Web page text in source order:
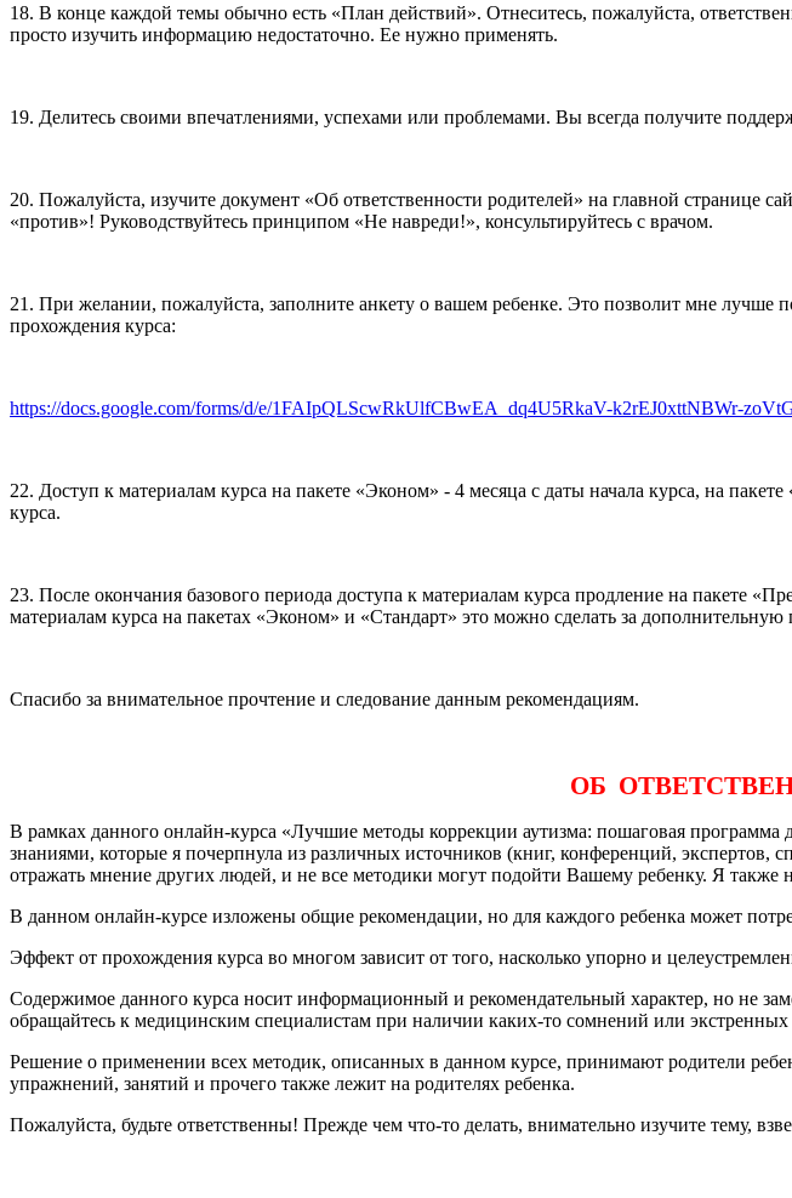
18. В конце каждой темы обычно есть «План действий». Отнеситесь, пожалуйста,
просто изучить информацию недостаточно. Ее нужно применять.
19. Делитесь своими впечатлениями, успехами или проблемами. Вы всегда получите
20. Пожалуйста, изучите документ «Об ответственности родителей» на главной странице
«против»! Руководствуйтесь принципом «Не навреди!», консультируйтесь с врачом.
21. При желании, пожалуйста, заполните анкету о вашем ребенке. Это позволит мне
прохождения курса:
https://docs.google.com/forms/d/e/1FAIpQLScwRkUlfCBwEA_dq4U5RkaV-k2rEJ0xttNBWr-
22. Доступ к материалам курса на пакете «Эконом» - 4 месяца с даты начала курса, на
курса.
23. После окончания базового периода доступа к материалам курса продление на пакете
материалам курса на пакетах «Эконом» и «Стандарт» это можно сделать за дополнительную
Спасибо за внимательное прочтение и следование данным рекомендациям.
ОБ
В рамках данного онлайн-курса «Лучшие методы коррекции аутизма: пошаговая
знаниями, которые я почерпнула из различных источников (книг, конференций,
отражать мнение других людей, и не все методики могут подойти Вашему ребенку. Я также
В данном онлайн-курсе изложены общие рекомендации, но для каждого ребенка может
Эффект от прохождения курса во многом зависит от того, насколько упорно и
Содержимое данного курса носит информационный и рекомендательный характер, но не
обращайтесь к медицинским специалистам при наличии каких-то сомнений или
Решение о применении всех методик, описанных в данном курсе, принимают родители
упражнений, занятий и прочего также лежит на родителях ребенка.
Пожалуйста, будьте ответственны! Прежде чем что-то делать, внимательно изучите тему,